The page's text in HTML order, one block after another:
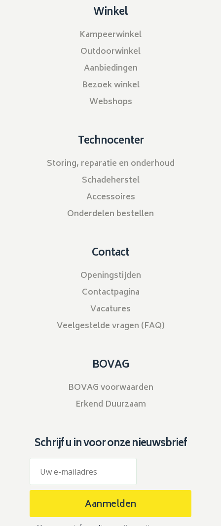
Winkel
Kampeerwinkel
Outdoorwinkel
Aanbiedingen
Bezoek winkel
Webshops
Technocenter
Storing, reparatie en onderhoud
Schadeherstel
Accessoires
Onderdelen bestellen
Contact
Openingstijden
Contactpagina
Vacatures
Veelgestelde vragen (FAQ)
BOVAG
BOVAG voorwaarden
Erkend Duurzaam
Schrijf u in voor onze nieuwsbrief
Aanmelden